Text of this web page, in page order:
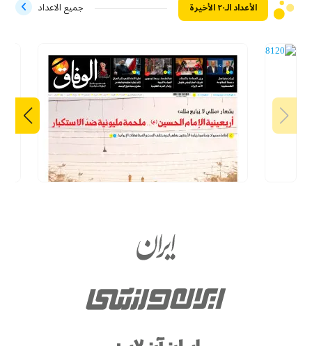
الأعداد الـ۲۰ الأخيرة جميع الاعداد